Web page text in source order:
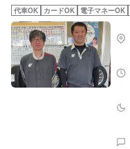
代車OK カードOK 電子マネーOK